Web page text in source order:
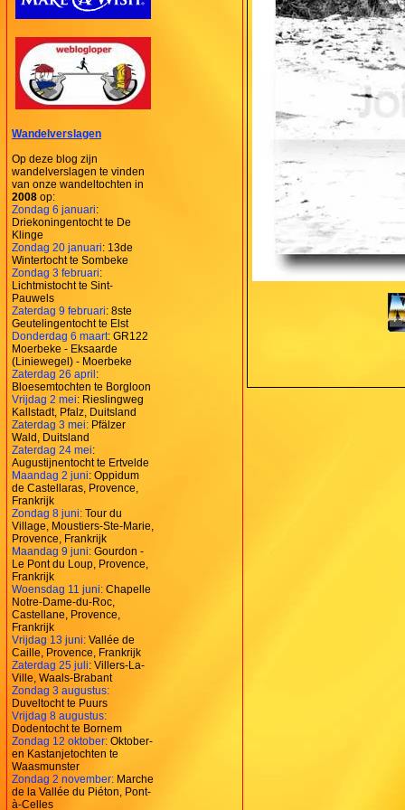
Wandelverslagen
Op deze blog zijn
wandelverslagen te vinden
van onze wandeltochten in
2008 op:
Zondag 6 januari:
Driekoningentocht te De
Klinge
Zondag 20 januari: 13de
Wintertocht te Sombeke
Zondag 3 februari:
Lichtmistocht te Sint-
Pauwels
Zaterdag 9 februari: 8ste
Geutelingentocht te Elst
Donderdag 6 maart: GR122
Moerbeke - Eksaarde
(Liniewegel) - Moerbeke
Zaterdag 26 april:
Bloesemtochten te Borgloon
Vrijdag 2 mei: Rieslingweg
Kallstadt, Pfalz, Duitsland
Zaterdag 3 mei: Pfälzer
Wald, Duitsland
Zaterdag 24 mei:
Augustijnentocht te Ertvelde
Maandag 2 juni: Oppidum
de Castellaras, Provence,
Frankrijk
Zondag 8 juni: Tour du
Village, Moustiers-Ste-Marie,
Provence, Frankrijk
Maandag 9 juni: Gourdon -
Le Pont du Loup, Provence,
Frankrijk
Woensdag 11 juni: Chapelle
Notre-Dame-du-Roc,
Castellane, Provence,
Frankrijk
Vrijdag 13 juni: Vallée de
Caille, Provence, Frankrijk
Zaterdag 25 juli: Villers-La-
Ville, Waals-Brabant
Zondag 3 augustus:
Duveltocht te Puurs
Vrijdag 8 augustus:
Dodentocht te Bornem
Zondag 12 oktober: Oktober-
en Kastanjetochten te
Waasmunster
Zondag 2 november: Marche
de la Vallée du Piéton, Pont-
à-Celles